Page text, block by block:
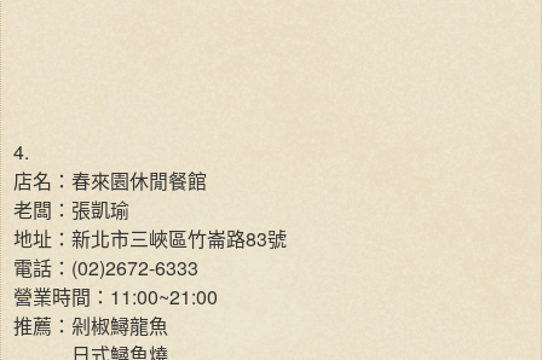
4.
店名：春來園休閒餐館
老闆：張凱瑜
地址：新北市三峽區竹崙路83號
電話：(02)2672-6333
營業時間：11:00~21:00
推薦：剁椒鱘龍魚
日式鱘魚燒